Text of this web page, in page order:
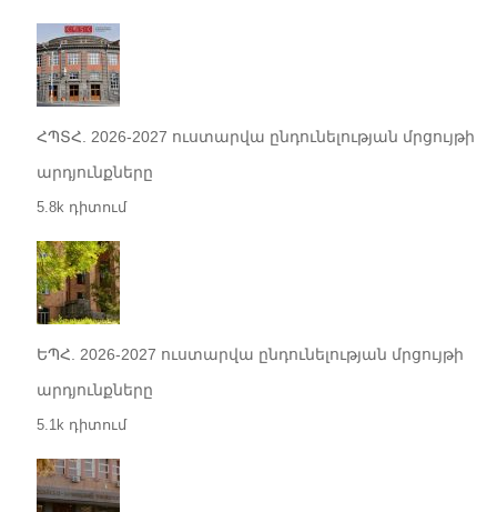
ՀՊՏՀ. 2026-2027 ուստարվա ընդունելության մրցույթի
արդյունքները
5.8k դիտում
ԵՊՀ. 2026-2027 ուստարվա ընդունելության մրցույթի
արդյունքները
5.1k դիտում